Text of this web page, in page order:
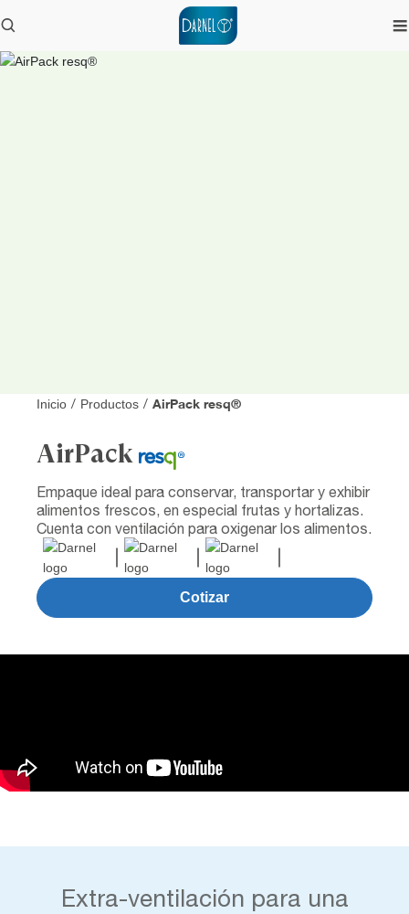
Inicio / Productos / AirPack resq®
AirPack
Empaque ideal para conservar, transportar y exhibir
alimentos frescos, en especial frutas y hortalizas.
Cuenta con ventilación para oxigenar los alimentos.
Cotizar
Extra-ventilación para una